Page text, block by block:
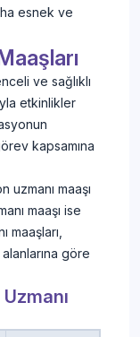
esnek ve
ve sağlıklı
etkinlikler
kapsamına
uzmanı maaşı
maaşı ise
maaşları,
göre